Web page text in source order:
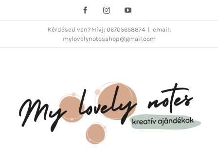
FacebookInstagramYouTube
Kérdésed van? Hívj: 06705658874
email:
mylovelynotesshop@gmail.com